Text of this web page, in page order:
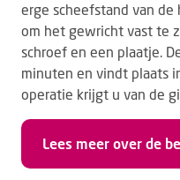
erge scheefstand van
om het gewricht vast te
schroef en een plaatje.
minuten en vindt plaats
operatie krijgt u van de
Lees meer over de